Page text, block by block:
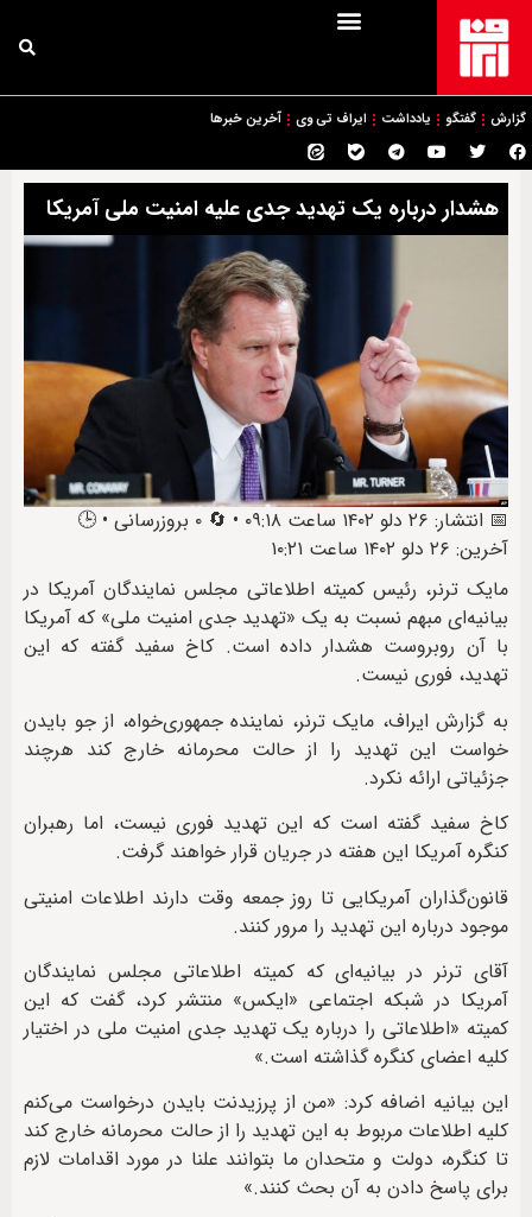
گزارش گفتگو یادداشت ایراف تی وی آخرین خبرها
هشدار درباره یک تهدید جدی علیه امنیت ملی آمریکا
📅 انتشار: ۲۶ دلو ۱۴۰۲ ساعت ۰۹:۱۸ • 🔄 ۰ بروزرسانی • 🕒
آخرین: ۲۶ دلو ۱۴۰۲ ساعت ۱۰:۲۱
مایک ترنر، رئیس کمیته اطلاعاتی مجلس نمایندگان آمریکا در
بیانیه‌ای مبهم نسبت به یک «تهدید جدی امنیت ملی» که آمریکا
با آن روبروست هشدار داده است. کاخ سفید گفته که این
تهدید، فوری نیست.
به گزارش ایراف، مایک ترنر، نماینده جمهوری‌خواه، از جو بایدن
خواست این تهدید را از حالت محرمانه خارج کند هرچند
جزئیاتی ارائه نکرد.
کاخ سفید گفته است که این تهدید فوری نیست، اما رهبران
کنگره آمریکا این هفته در جریان قرار خواهند گرفت.
قانون‌‌گذاران آمریکایی تا روز جمعه وقت دارند اطلاعات امنیتی
موجود درباره این تهدید را مرور کنند.
آقای ترنر در بیانیه‌ای که کمیته اطلاعاتی مجلس نمایندگان
آمریکا در شبکه اجتماعی «ایکس» منتشر کرد، گفت که این
کمیته «اطلاعاتی را درباره یک تهدید جدی امنیت ملی در اختیار
کلیه اعضای کنگره گذاشته است.»
این بیانیه اضافه کرد: «من از پرزیدنت بایدن درخواست می‌کنم
کلیه اطلاعات مربوط به این تهدید را از حالت محرمانه خارج کند
تا کنگره، دولت و متحدان ما بتوانند علنا در مورد اقدامات لازم
برای پاسخ دادن به آن بحث کنند.»